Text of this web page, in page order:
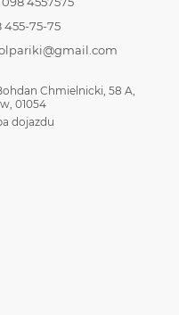
455-75-75
Chmielnicki, 58 A,
01054
dojazdu